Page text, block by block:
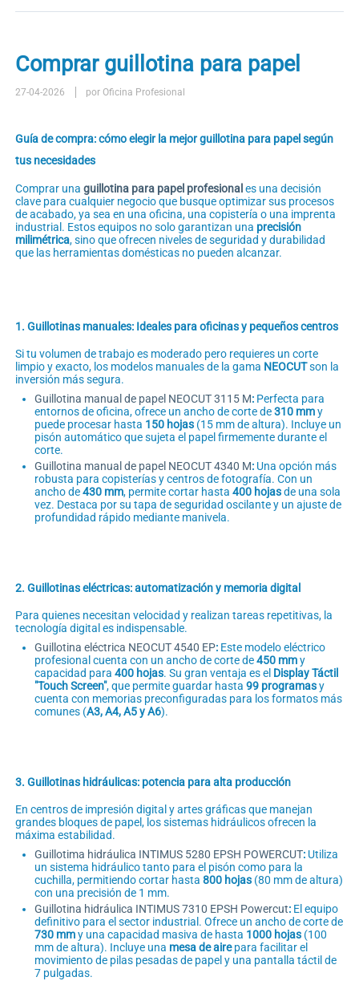
Comprar guillotina para papel
27-04-2026 por Oficina Profesional
Guía de compra: cómo elegir la mejor guillotina para papel según
tus necesidades
Comprar una guillotina para papel profesional es una decisión
clave para cualquier negocio que busque optimizar sus procesos
de acabado, ya sea en una oficina, una copistería o una imprenta
industrial. Estos equipos no solo garantizan una precisión
milimétrica, sino que ofrecen niveles de seguridad y durabilidad
que las herramientas domésticas no pueden alcanzar.
1. Guillotinas manuales: Ideales para oficinas y pequeños centros
Si tu volumen de trabajo es moderado pero requieres un corte
limpio y exacto, los modelos manuales de la gama NEOCUTson la
inversión más segura.
Guillotina manual de papel NEOCUT 3115 M: Perfecta para
entornos de oficina, ofrece un ancho de corte de310 mmy
puede procesar hasta 150 hojas (15 mm de altura). Incluye un
pisón automático que sujeta el papel firmemente durante el
corte.
Guillotina manual de papel NEOCUT 4340 M: Una opción más
robusta para copisterías y centros de fotografía. Con un
ancho de430 mm, permite cortar hasta 400 hojasde una sola
vez. Destaca por su tapa de seguridad oscilante y un ajuste de
profundidad rápido mediante manivela.
2. Guillotinas eléctricas: automatización y memoria digital
Para quienes necesitan velocidad y realizan tareas repetitivas, la
tecnología digital es indispensable.
Guillotina eléctrica NEOCUT 4540 EP: Este modelo eléctrico
profesional cuenta con un ancho de corte de450 mmy
capacidad para 400 hojas. Su gran ventaja es el Display Táctil
"Touch Screen", que permite guardar hasta 99 programasy
cuenta con memorias preconfiguradas para los formatos más
comunes (A3, A4, A5 y A6).
3. Guillotinas hidráulicas: potencia para alta producción
En centros de impresión digital y artes gráficas que manejan
grandes bloques de papel, los sistemas hidráulicos ofrecen la
máxima estabilidad.
Guillotima hidráulica INTIMUS 5280 EPSH POWERCUT: Utiliza
un sistema hidráulico tanto para el pisón como para la
cuchilla, permitiendo cortar hasta 800 hojas (80 mm de altura)
con una precisión de 1 mm.
Guillotina hidráulica INTIMUS 7310 EPSH Powercut: El equipo
definitivo para el sector industrial. Ofrece un ancho de corte de
730 mmy una capacidad masiva de hasta 1000 hojas (100
mm de altura). Incluye una mesa de airepara facilitar el
movimiento de pilas pesadas de papel y una pantalla táctil de
7 pulgadas.